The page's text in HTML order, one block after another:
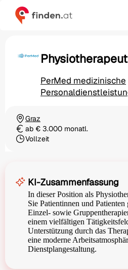
PerMed medizinische
Ortschaft
Graz
Gehaltab € 3.000 monatl.
Beschäftigungsart
Vollzeit
KI-Zusammenfassung
In dieser Position als
Sie Patientinnen und
Einzel- sowie
einem vielfältigen
Unterstützung durch das
eine moderne
Dienstplangestaltung.